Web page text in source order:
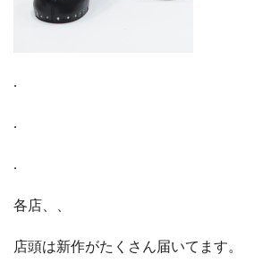
.
.
.
各店、、
店頭は新作がたくさん届いてます。